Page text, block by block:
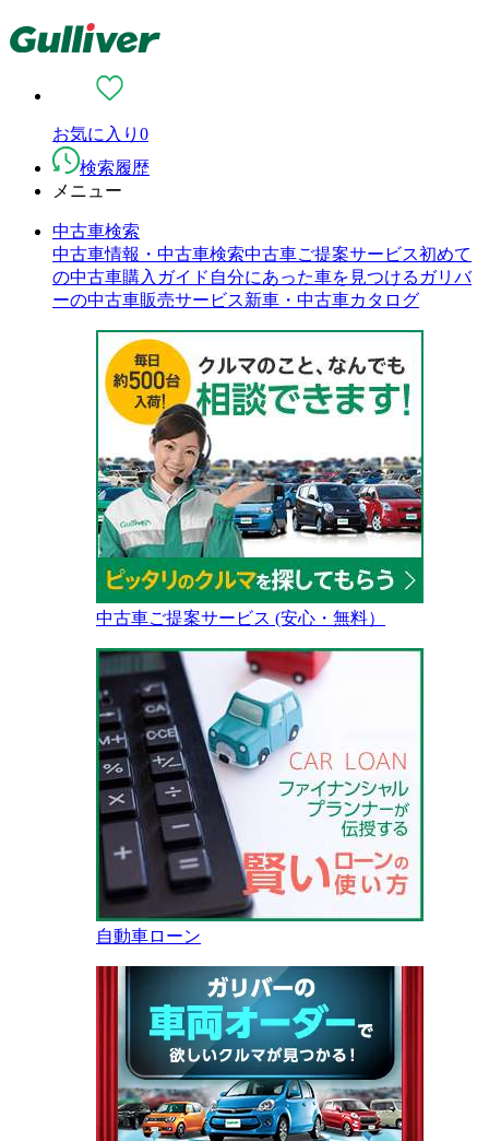
お気に入り 0
検索履歴
メニュー
中古車検索
中古車情報・中古車検索中古車ご提案サービス初めて
の中古車購入ガイド 自分にあった車を見つける ガリバ
ーの中古車販売サービス新車・中古車カタログ
中古車ご提案サービス (安心・無料）
自動車ローン